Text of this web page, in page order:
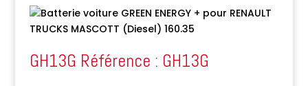
GH13G Référence : GH13G